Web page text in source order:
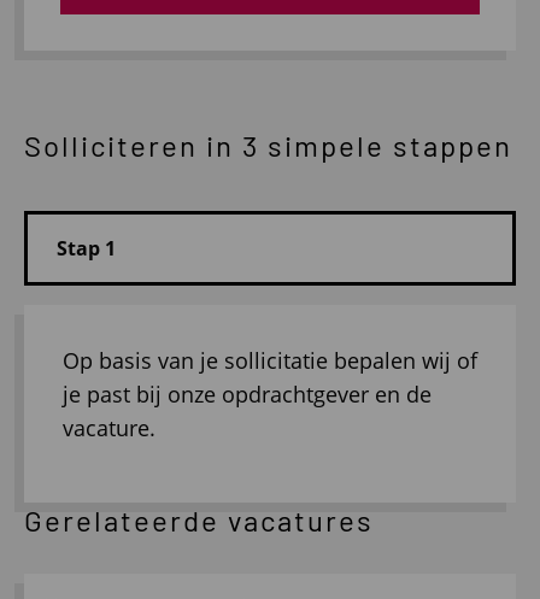
Solliciteren in 3 simpele stappen
Op basis van je sollicitatie bepalen wij of
je past bij onze opdrachtgever en de
vacature.
Gerelateerde vacatures